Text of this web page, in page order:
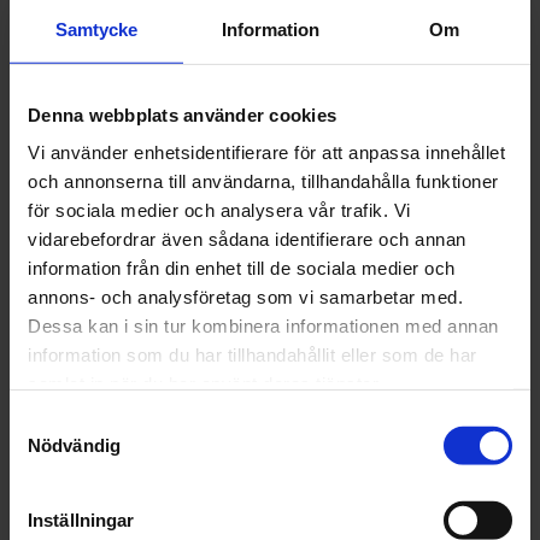
Samtycke Information Om
Denna webbplats använder cookies
Vi använder enhetsidentifierare för att anpassa innehållet
och annonserna till användarna, tillhandahålla funktioner
för sociala medier och analysera vår trafik. Vi
vidarebefordrar även sådana identifierare och annan
information från din enhet till de sociala medier och
annons- och analysföretag som vi samarbetar med.
Dessa kan i sin tur kombinera informationen med annan
information som du har tillhandahållit eller som de har
Nödvändig
Inställningar
april (15)
mars (22)
januari (16)
2024
december (32)
november (1)
oktober (1)
september (1)
juni (1)
maj (1)
april (2)
januari (3)
november (5)